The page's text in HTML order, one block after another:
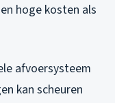
hoge kosten als
afvoersysteem
kan scheuren